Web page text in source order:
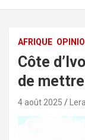
AFRIQUE
Côte
de
4 août 2025